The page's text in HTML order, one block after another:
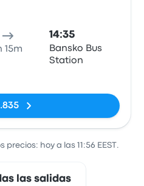
15m
14:35
Bansko Bus
Station
hoy a las 11:56 EEST.
las salidas